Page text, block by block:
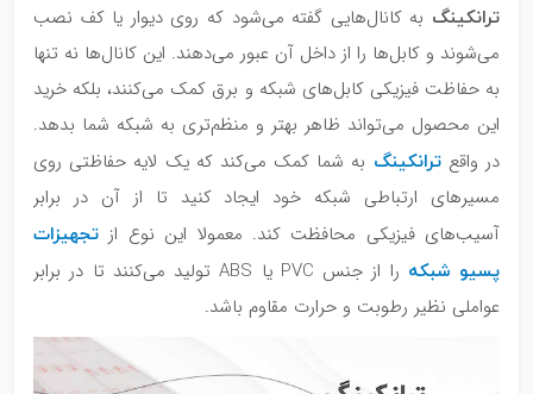
ترانکینگ به کانال‌هایی گفته می‌شود که روی دیوار یا کف نصب
می‌شوند و کابل‌ها را از داخل آن عبور می‌دهند. این کانال‌ها نه تنها
به حفاظت فیزیکی کابل‌های شبکه و برق کمک می‌کنند، بلکه خرید
این محصول می‌تواند ظاهر بهتر و منظم‌تری به شبکه‌ شما بدهد.
در واقعترانکینگ به شما کمک می‌کند که یک لایه‌ حفاظتی روی
مسیرهای ارتباطی شبکه‌ خود ایجاد کنید تا از آن در برابر
آسیب‌های فیزیکی محافظت کند. معمولا این نوع از تجهیزات
پسیو شبکه
را از جنس PVC یا ABS تولید می‌کنند تا در برابر
عواملی نظیر رطوبت و حرارت مقاوم باشد.